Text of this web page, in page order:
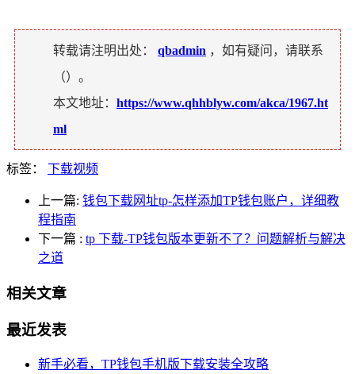
转载请注明出处： qbadmin ，如有疑问，请联系
（）。
本文地址： https://www.qhhblyw.com/akca/1967.ht
ml
标签： 下载视频
上一篇: 钱包下载网址tp-怎样添加TP钱包账户，详细教
程指南
下一篇 : tp 下载-TP钱包版本更新不了？问题解析与解决
之道
相关文章
最近发表
新手必看，TP钱包手机版下载安装全攻略